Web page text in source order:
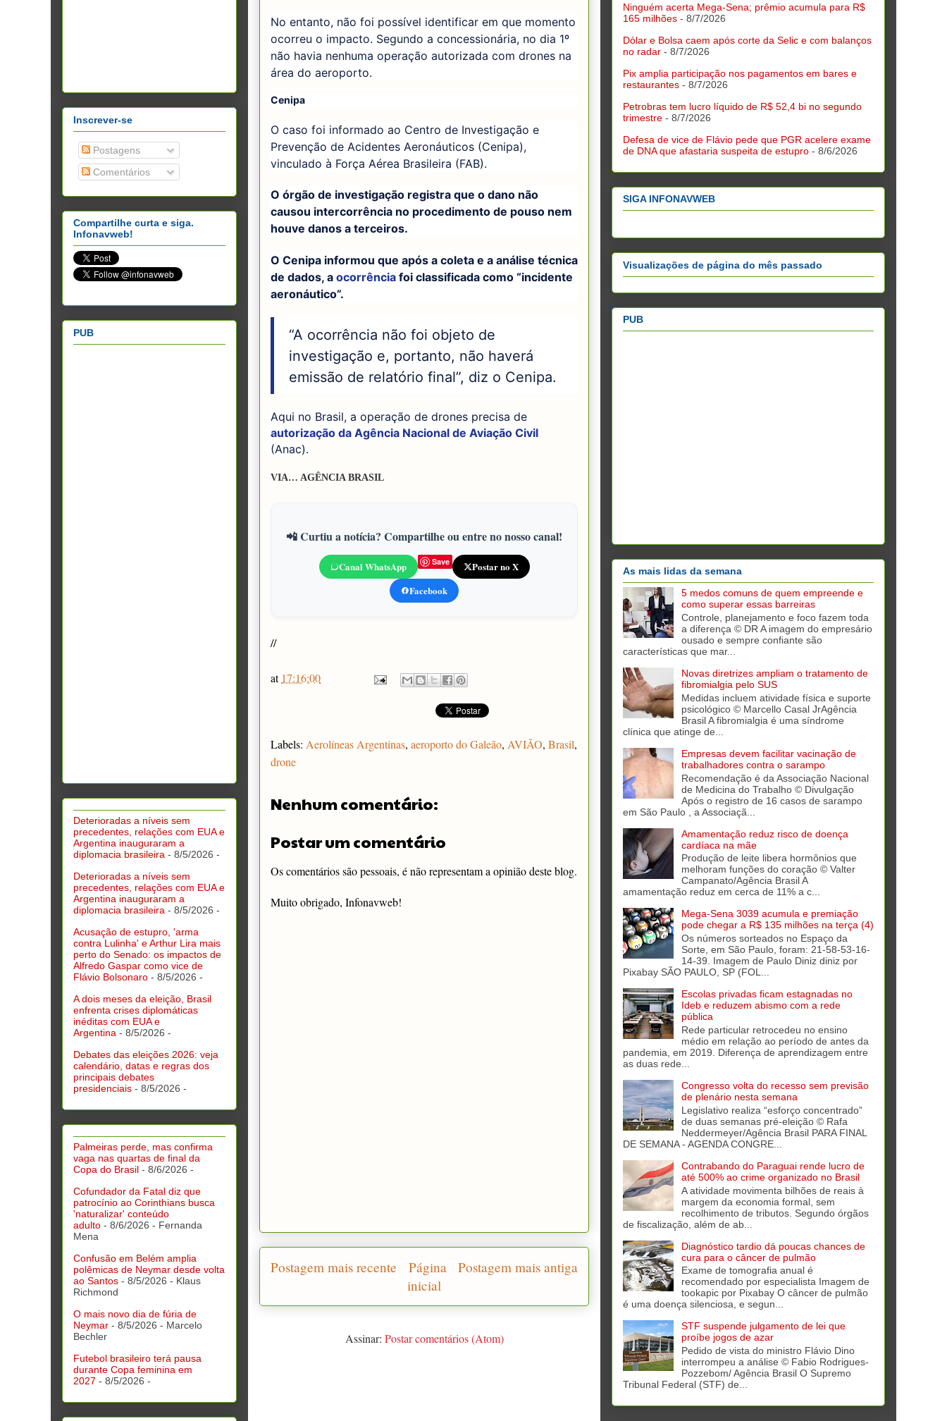
No entanto, não foi possível identificar em que momento
ocorreu o impacto. Segundo a concessionária, no dia 1º
não havia nenhuma operação autorizada com drones na
área do aeroporto.
Cenipa
O caso foi informado ao Centro de Investigação e
Prevenção de Acidentes Aeronáuticos (Cenipa),
vinculado à Força Aérea Brasileira (FAB).
O órgão de investigação registra que o dano não
causou intercorrência no procedimento de pouso nem
houve danos a terceiros.
O Cenipa informou que após a coleta e a análise técnica
de dados, a ocorrência foi classificada como “incidente
aeronáutico”.
“A ocorrência não foi objeto de
investigação e, portanto, não haverá
emissão de relatório final”, diz o Cenipa.
Aqui no Brasil, a operação de drones precisa de
autorização da Agência Nacional de Aviação Civil
(Anac).
VIA… AGÊNCIA BRASIL
📲 Curtiu a notícia? Compartilhe ou entre no nosso canal!
Canal WhatsApp Save
Postar no X
Facebook
//
at 17:16:00
Labels: Aerolíneas Argentinas, aeroporto do Galeão, AVIÃO, Brasil,
drone
Nenhum comentário:
Postar um comentário
Os comentários são pessoais, é não representam a opinião deste blog.
Muito obrigado, Infonavweb!
Postagem mais recente Postagem mais antiga
Página
inicial
Assinar: Postar comentários (Atom)
Inscrever-se
Postagens
Comentários
Compartilhe curta e siga.
Infonavweb!
PUB
Deterioradas a níveis sem
precedentes, relações com EUA e
Argentina inauguraram a
diplomacia brasileira - 8/5/2026 -
Deterioradas a níveis sem
precedentes, relações com EUA e
Argentina inauguraram a
diplomacia brasileira - 8/5/2026 -
Acusação de estupro, 'arma
contra Lulinha' e Arthur Lira mais
perto do Senado: os impactos de
Alfredo Gaspar como vice de
Flávio Bolsonaro - 8/5/2026 -
A dois meses da eleição, Brasil
enfrenta crises diplomáticas
inéditas com EUA e
Argentina - 8/5/2026 -
Debates das eleições 2026: veja
calendário, datas e regras dos
principais debates
presidenciais - 8/5/2026 -
Palmeiras perde, mas confirma
vaga nas quartas de final da
Copa do Brasil - 8/6/2026 -
Cofundador da Fatal diz que
patrocínio ao Corinthians busca
'naturalizar' conteúdo
adulto - 8/6/2026 - Fernanda
Mena
Confusão em Belém amplia
polêmicas de Neymar desde volta
ao Santos - 8/5/2026 - Klaus
Richmond
O mais novo dia de fúria de
Neymar - 8/5/2026 - Marcelo
Bechler
Futebol brasileiro terá pausa
durante Copa feminina em
2027 - 8/5/2026 -
Ninguém acerta Mega-Sena; prêmio acumula para R$
165 milhões - 8/7/2026
Dólar e Bolsa caem após corte da Selic e com balanços
no radar - 8/7/2026
Pix amplia participação nos pagamentos em bares e
restaurantes - 8/7/2026
Petrobras tem lucro líquido de R$ 52,4 bi no segundo
trimestre - 8/7/2026
Defesa de vice de Flávio pede que PGR acelere exame
de DNA que afastaria suspeita de estupro - 8/6/2026
SIGA INFONAVWEB
Visualizações de página do mês passado
PUB
As mais lidas da semana
5 medos comuns de quem empreende e
como superar essas barreiras
Controle, planejamento e foco fazem toda
a diferença © DR A imagem do empresário
ousado e sempre confiante são
características que mar...
Novas diretrizes ampliam o tratamento de
fibromialgia pelo SUS
Medidas incluem atividade física e suporte
psicológico © Marcello Casal JrAgência
Brasil A fibromialgia é uma síndrome
clínica que atinge de...
Empresas devem facilitar vacinação de
trabalhadores contra o sarampo
Recomendação é da Associação Nacional
de Medicina do Trabalho © Divulgação
Após o registro de 16 casos de sarampo
em São Paulo , a Associaçã...
Amamentação reduz risco de doença
cardíaca na mãe
Produção de leite libera hormônios que
melhoram funções do coração © Valter
Campanato/Agência Brasil A
amamentação reduz em cerca de 11% a c...
Mega-Sena 3039 acumula e premiação
pode chegar a R$ 135 milhões na terça (4)
Os números sorteados no Espaço da
Sorte, em São Paulo, foram: 21-58-53-16-
14-39. Imagem de Paulo Diniz diniz por
Pixabay SÃO PAULO, SP (FOL...
Escolas privadas ficam estagnadas no
Ideb e reduzem abismo com a rede
pública
Rede particular retrocedeu no ensino
médio em relação ao período de antes da
pandemia, em 2019. Diferença de aprendizagem entre
as duas rede...
Congresso volta do recesso sem previsão
de plenário nesta semana
Legislativo realiza “esforço concentrado”
de duas semanas pré-eleição © Rafa
Neddermeyer/Agência Brasil PARA FINAL
DE SEMANA - AGENDA CONGRE...
Contrabando do Paraguai rende lucro de
até 500% ao crime organizado no Brasil
A atividade movimenta bilhões de reais à
margem da economia formal, sem
recolhimento de tributos. Segundo órgãos
de fiscalização, além de ab...
Diagnóstico tardio dá poucas chances de
cura para o câncer de pulmão
Exame de tomografia anual é
recomendado por especialista Imagem de
tookapic por Pixabay O câncer de pulmão
é uma doença silenciosa, e segun...
STF suspende julgamento de lei que
proíbe jogos de azar
Pedido de vista do ministro Flávio Dino
interrompeu a análise © Fabio Rodrigues-
Pozzebom/ Agência Brasil O Supremo
Tribunal Federal (STF) de...